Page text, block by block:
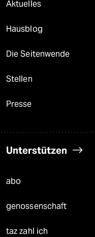
Aktuelles
Hausblog
Die Seitenwende
Stellen
Presse
Unterstützen
abo
genossenschaft
taz zahl ich